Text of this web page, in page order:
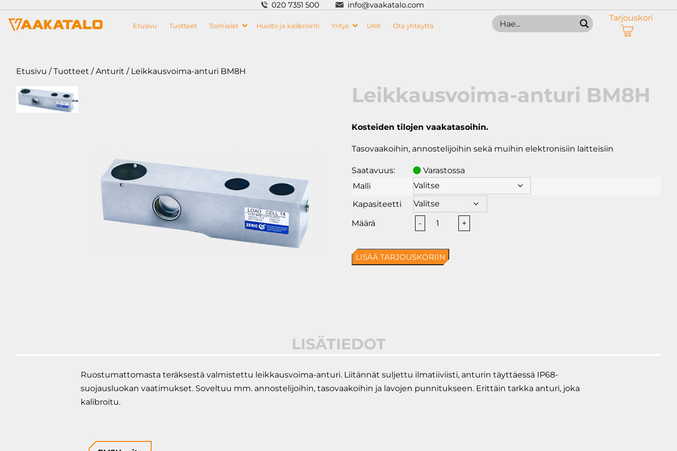
020 7351 500 info@vaakatalo.com
Etusivu Tuotteet Toimialat Huolto ja kalibrointi Yritys UKK Ota yhteyttä
Tarjouskori
Etusivu /Tuotteet /Anturit / Leikkausvoima-anturi BM8H
Leikkausvoima-anturi BM8H
Kosteiden tilojen vaakatasoihin.
Tasovaakoihin, annostelijoihin sekä muihin elektronisiin laitteisiin
Saatavuus:
Varastossa
Malli
Kapasiteetti
-
Leikkausvoima-
BM8H
määrä
+
LISÄÄ TARJOUSKORIIN
LISÄTIEDOT
Ruostumattomasta teräksestä valmistettu leikkausvoima-anturi. Liitännät suljettu ilmatiiviisti, anturin täyttäessä IP68-
suojausluokan vaatimukset. Soveltuu mm. annostelijoihin, tasovaakoihin ja lavojen punnitukseen. Erittäin tarkka anturi, joka
kalibroitu.